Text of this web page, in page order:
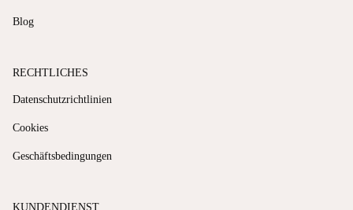
Blog
RECHTLICHES
Datenschutzrichtlinien
Cookies
Geschäftsbedingungen
KUNDENDIENST